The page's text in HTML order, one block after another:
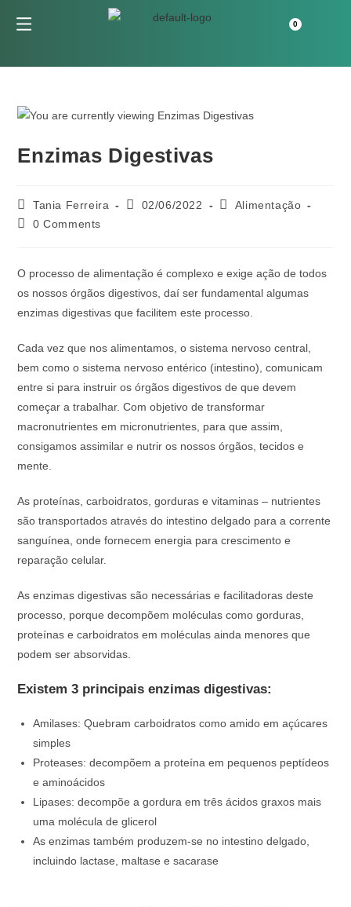
Enzimas Digestivas
Tania Ferreira 02/06/2022
Alimentação
0 Comments
O processo de alimentação é complexo e exige ação de todos
os nossos órgãos digestivos, daí ser fundamental algumas
enzimas digestivas que facilitem este processo.
Cada vez que nos alimentamos, o sistema nervoso central,
bem como o sistema nervoso entérico (intestino), comunicam
entre si para instruir os órgãos digestivos de que devem
começar a trabalhar. Com objetivo de transformar
macronutrientes em micronutrientes, para que assim,
consigamos assimilar e nutrir os nossos órgãos, tecidos e
mente.
As proteínas, carboidratos, gorduras e vitaminas – nutrientes
são transportados através do intestino delgado para a corrente
sanguínea, onde fornecem energia para crescimento e
reparação celular.
As enzimas digestivas são necessárias e facilitadoras deste
processo, porque decompõem moléculas como gorduras,
proteínas e carboidratos em moléculas ainda menores que
podem ser absorvidas.
Existem 3 principais enzimas digestivas:
Amilases: Quebram carboidratos como amido em açúcares
simples
Proteases: decompõem a proteína em pequenos peptídeos
e aminoácidos
Lipases: decompõe a gordura em três ácidos graxos mais
uma molécula de glicerol
As enzimas também produzem-se no intestino delgado,
incluindo lactase, maltase e sacarase